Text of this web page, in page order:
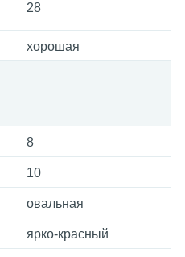
28
хорошая
8
10
овальная
ярко-красный